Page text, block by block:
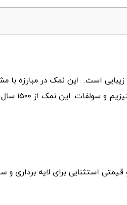
است. این نمک در مبارزه با
و زیبایی کاربرد فراوان
استثنایی برای لایه برداری و